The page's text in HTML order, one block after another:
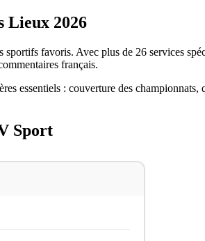
Lieux 2026
favoris. Avec plus de 26 services
français.
essentiels : couverture des
Sport